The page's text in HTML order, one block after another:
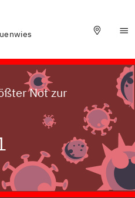
Not zur